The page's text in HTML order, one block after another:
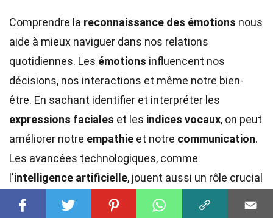
Comprendre la reconnaissance des émotions nous
aide à mieux naviguer dans nos relations
quotidiennes. Les émotions influencent nos
décisions, nos interactions et même notre bien-
être. En sachant identifier et interpréter les
expressions faciales et les indices vocaux, on peut
améliorer notre empathie et notre communication.
Les avancées technologiques, comme
l'intelligence artificielle, jouent aussi un rôle crucial
dans cette compréhension. Elles permettent